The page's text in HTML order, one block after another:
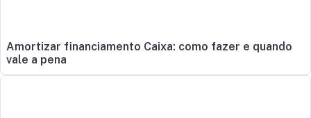
Amortizar financiamento Caixa: como fazer e quando
vale a pena